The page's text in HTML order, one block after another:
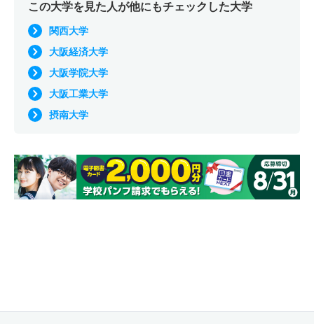
この大学を見た人が他にもチェックした大学
関西大学
大阪経済大学
大阪学院大学
大阪工業大学
摂南大学